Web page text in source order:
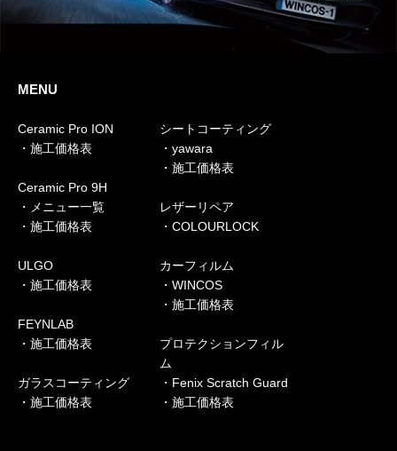
MENU
Ceramic Pro ION
・施工価格表
Ceramic Pro 9H
・メニュー一覧
・施工価格表
ULGO
・施工価格表
FEYNLAB
・施工価格表
ガラスコーティング
・施工価格表
シートコーティング
・yawara
・施工価格表
レザーリペア
・COLOURLOCK
カーフィルム
・WINCOS
・施工価格表
プロテクションフィル
ム
・Fenix Scratch Guard
・施工価格表